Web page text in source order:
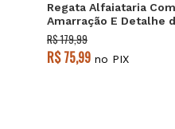
Regata Alfaiataria Com
Amarração E Detalhe
Pompons Rosa
R$ 179,99
R$ 75,99 no PIX